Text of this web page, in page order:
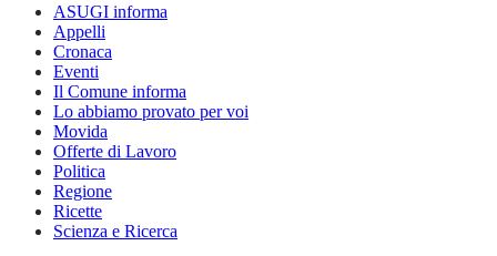
ASUGI informa
Appelli
Cronaca
Eventi
Il Comune informa
Lo abbiamo provato per voi
Movida
Offerte di Lavoro
Politica
Regione
Ricette
Scienza e Ricerca